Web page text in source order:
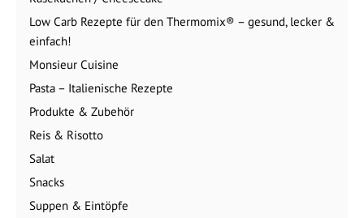
Low Carb Rezepte für den Thermomix® – gesund, lecker &
einfach!
Monsieur Cuisine
Pasta – Italienische Rezepte
Produkte & Zubehör
Reis & Risotto
Salat
Snacks
Suppen & Eintöpfe